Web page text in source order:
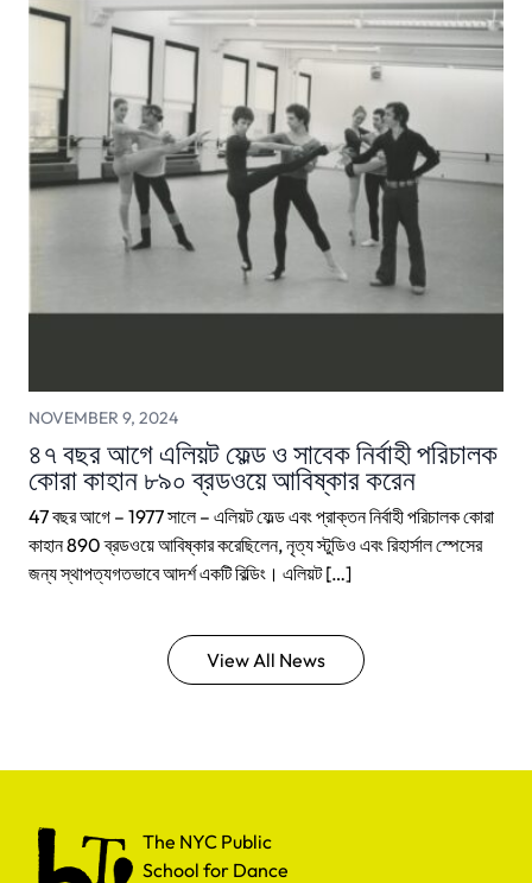
NOVEMBER 9, 2024
৪৭ বছর আগে এলিয়ট ফেল্ড ও সাবেক নির্বাহী পরিচালক
কোরা কাহান ৮৯০ ব্রডওয়ে আবিষ্কার করেন
47 বছর আগে – 1977 সালে – এলিয়ট ফেল্ড এবং প্রাক্তন নির্বাহী পরিচালক কোরা
কাহান 890 ব্রডওয়ে আবিষ্কার করেছিলেন, নৃত্য স্টুডিও এবং রিহার্সাল স্পেসের
জন্য স্থাপত্যগতভাবে আদর্শ একটি বিল্ডিং। এলিয়ট […]
View All News
The NYC Public School for Dance
The NYC Public
School for Dance